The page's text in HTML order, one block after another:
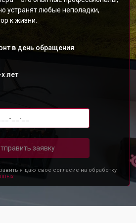
устранят любые неполадки,
к жизни.
в день обращения
лет
заявку
я даю свое согласие на обработку